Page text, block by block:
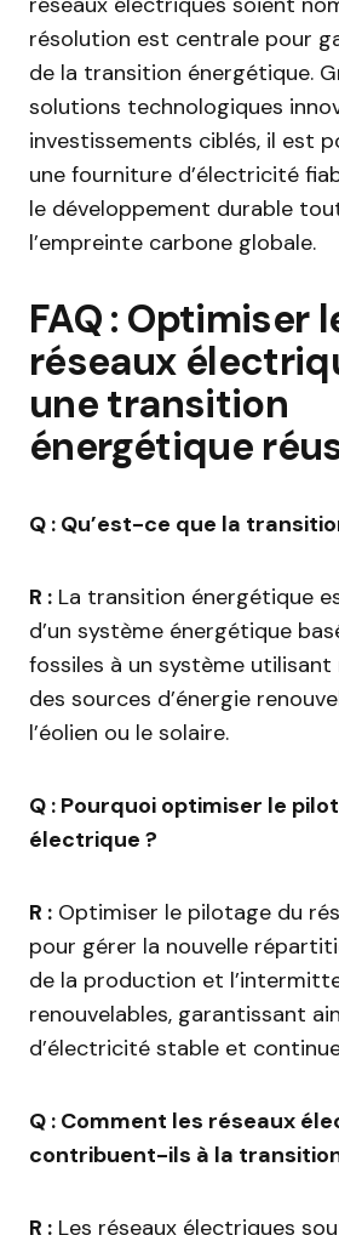
résolution est centrale pour
de la transition énergétique.
solutions technologiques
investissements ciblés, il est
une fourniture d’électricité
le développement durable
l’empreinte carbone globale.
FAQ : Optimiser
réseaux
une transition
énergétique
Q : Qu’est-ce que la
R : La transition énergétique
d’un système énergétique
fossiles à un système
des sources d’énergie
l’éolien ou le solaire.
Q : Pourquoi optimiser le
électrique ?
R : Optimiser le pilotage du
pour gérer la nouvelle
de la production et
renouvelables, garantissant
d’électricité stable et
Q : Comment les réseaux
contribuent-ils à la
R : Les réseaux électriques